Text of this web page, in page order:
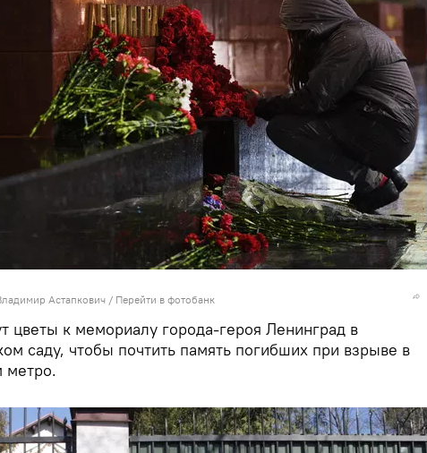
Астапкович / Перейти в фотобанк
цветы к мемориалу города-героя Ленинград в
саду, чтобы почтить память погибших при взрыве в
метро.